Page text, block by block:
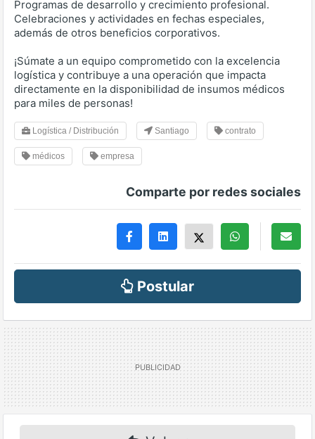
Programas de desarrollo y crecimiento profesional.
Celebraciones y actividades en fechas especiales,
además de otros beneficios corporativos.
¡Súmate a un equipo comprometido con la excelencia
logística y contribuye a una operación que impacta
directamente en la disponibilidad de insumos médicos
para miles de personas!
Logística / Distribución Santiago contrato
médicos empresa
Comparte por redes sociales
Postular